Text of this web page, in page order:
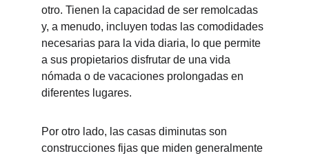
otro. Tienen la capacidad de ser remolcadas
y, a menudo, incluyen todas las comodidades
necesarias para la vida diaria, lo que permite
a sus propietarios disfrutar de una vida
nómada o de vacaciones prolongadas en
diferentes lugares.
Por otro lado, las casas diminutas son
construcciones fijas que miden generalmente